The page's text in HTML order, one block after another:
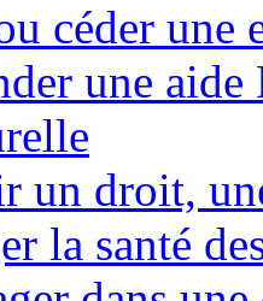
céder une
une
un droit,
la santé